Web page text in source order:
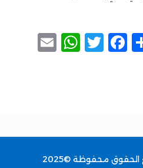
Share
Facebook
Twitter
محفوظة ©2025